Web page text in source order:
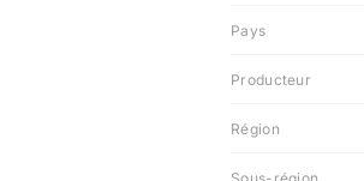
Pays
Producteur
Région